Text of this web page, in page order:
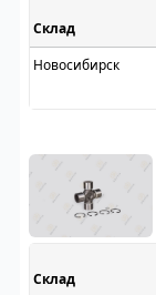
Склад
Новосибирск
Склад